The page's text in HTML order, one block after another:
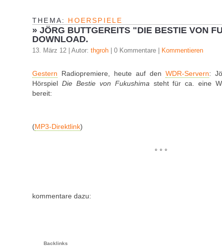
THEMA: HOERSPIELE
» JÖRG BUTTGEREITS "DIE BESTIE VON
DOWNLOAD.
13. März 12 | Autor: thgroh | 0 Kommentare | Kommentieren
Gestern Radiopremiere, heute auf den WDR-Servern:
Hörspiel Die Bestie von Fukushima steht für ca. eine
bereit:
(MP3-Direktlink)
° ° °
kommentare dazu:
Backlinks